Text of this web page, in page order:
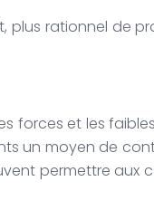
plus rationnel de
forces et les
un moyen de
permettre aux